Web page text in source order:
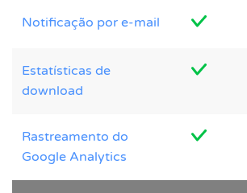
Notificação por e-mail
Estatísticas de
download
Rastreamento do
Google Analytics